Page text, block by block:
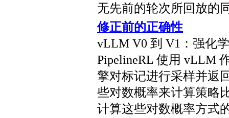
无先前的轮次所回放的
修正前的正确性
vLLM V0 到 V1：强化
PipelineRL 使用 vLLM
擎对标记进行采样并返
些对数概率来计算策略
计算这些对数概率方式